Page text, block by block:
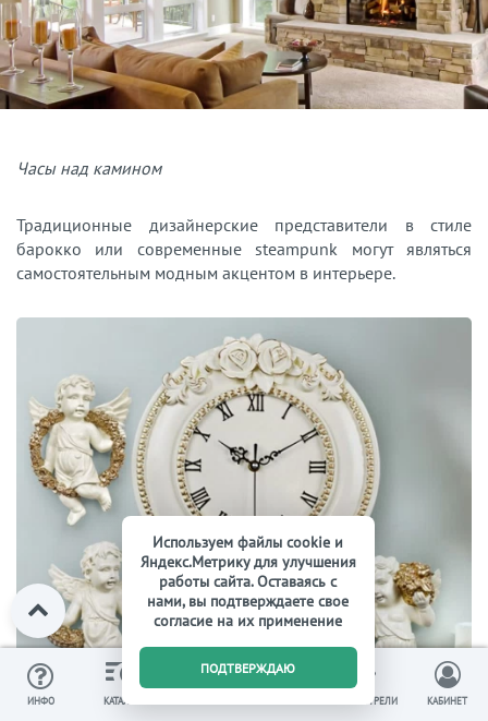
Часы над камином
Традиционные дизайнерские представители в стиле
барокко или современные steampunk могут являться
самостоятельным модным акцентом в интерьере.
ИНФО КАТАЛОГ
0
ВЫ СМОТРЕЛИ КАБИНЕТ
Используем файлы cookie и
Яндекс.Метрику для улучшения
работы сайта. Оставаясь с
нами, вы подтверждаете свое
согласие на их применение
ПОДТВЕРЖДАЮ